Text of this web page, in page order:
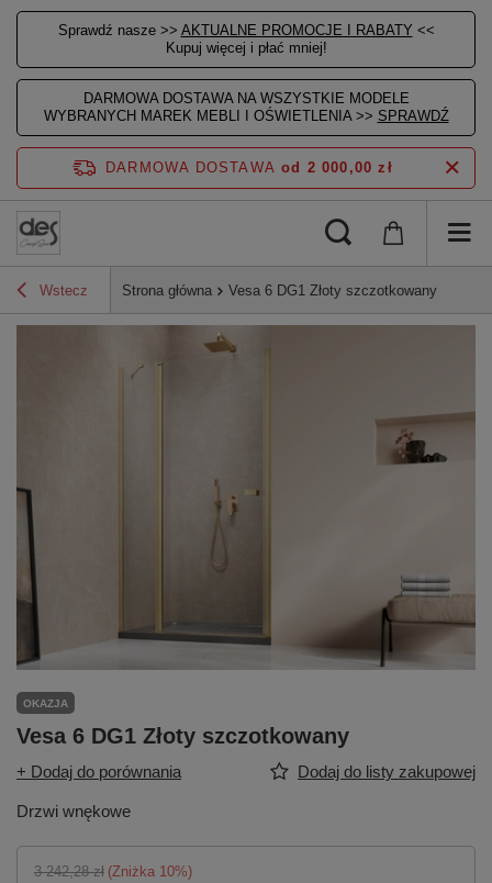
Sprawdź nasze >> AKTUALNE PROMOCJE I RABATY <<
Kupuj więcej i płać mniej!
DARMOWA DOSTAWA NA WSZYSTKIE MODELE
WYBRANYCH MAREK MEBLI I OŚWIETLENIA >> SPRAWDŹ
DARMOWA DOSTAWA od 2 000,00 zł
Wstecz Strona główna Vesa 6 DG1 Złoty szczotkowany
OKAZJA
Vesa 6 DG1 Złoty szczotkowany
+ Dodaj do porównania Dodaj do listy zakupowej
Drzwi wnękowe
3 242,28 zł (Zniżka 10%)